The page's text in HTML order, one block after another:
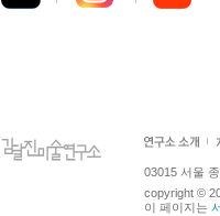
03015 서울
copyright ©
이 페이지는